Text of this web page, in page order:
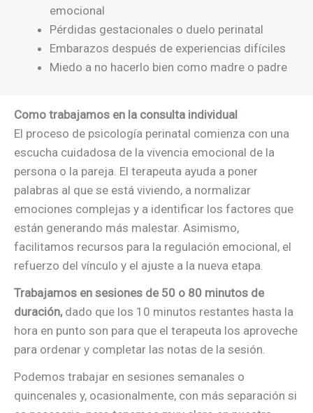
emocional
Pérdidas gestacionales o duelo perinatal
Embarazos después de experiencias difíciles
Miedo a no hacerlo bien como madre o padre
Como trabajamos en la consulta individual
El proceso de psicología perinatal comienza con una
escucha cuidadosa de la vivencia emocional de la
persona o la pareja. El terapeuta ayuda a poner
palabras al que se está viviendo, a normalizar
emociones complejas y a identificar los factores que
están generando más malestar. Asimismo,
facilitamos recursos para la regulación emocional, el
refuerzo del vínculo y el ajuste a la nueva etapa.
Trabajamos en sesiones de 50 o 80 minutos de
duración, dado que los 10 minutos restantes hasta la
hora en punto son para que el terapeuta los aproveche
para ordenar y completar las notas de la sesión.
Podemos trabajar en sesiones semanales o
quincenales y, ocasionalmente, con más separación si